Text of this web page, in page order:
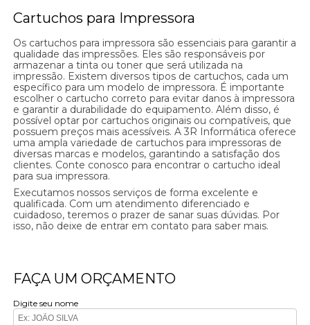
Cartuchos para Impressora
Os cartuchos para impressora são essenciais para garantir a
qualidade das impressões. Eles são responsáveis por
armazenar a tinta ou toner que será utilizada na
impressão. Existem diversos tipos de cartuchos, cada um
específico para um modelo de impressora. É importante
escolher o cartucho correto para evitar danos à impressora
e garantir a durabilidade do equipamento. Além disso, é
possível optar por cartuchos originais ou compatíveis, que
possuem preços mais acessíveis. A 3R Informática oferece
uma ampla variedade de cartuchos para impressoras de
diversas marcas e modelos, garantindo a satisfação dos
clientes. Conte conosco para encontrar o cartucho ideal
para sua impressora.
Executamos nossos serviços de forma excelente e
qualificada. Com um atendimento diferenciado e
cuidadoso, teremos o prazer de sanar suas dúvidas. Por
isso, não deixe de entrar em contato para saber mais.
FAÇA UM ORÇAMENTO
Digite seu nome